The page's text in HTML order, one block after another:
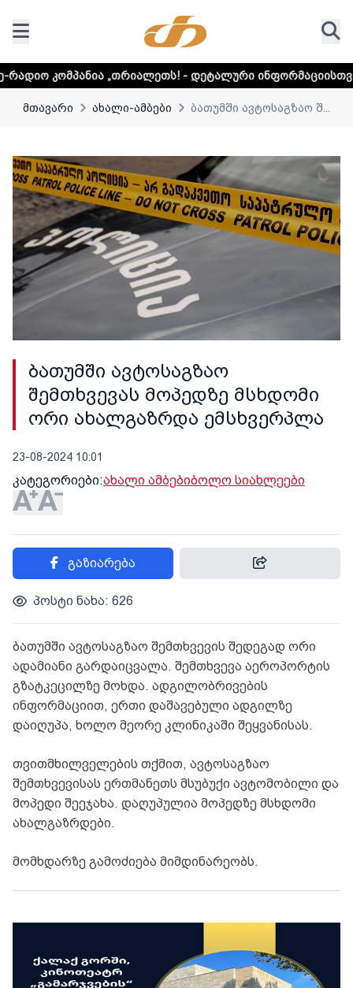
„თრიალეთს! - დეტალური ინფორმაციისთვის დააკლიკეთ
მთავარი ახალი-ამბები ბათუმში ავტოსაგზაო შ...
ბათუმში ავტოსაგზაო
შემთხვევას მოპედზე მსხდომი
ორი ახალგაზრდა ემსხვერპლა
23-08-2024 10:01
კატეგორიები:ახალი ამბებიბოლო სიახლეები
გაზიარება
პოსტი ნახა: 626
ბათუმში ავტოსაგზაო შემთხვევის შედეგად ორი
ადამიანი გარდაიცვალა. შემთხვევა აეროპორტის
გზატკეცილზე მოხდა. ადგილობრივების
ინფორმაციით, ერთი დაშავებული ადგილზე
დაიღუპა, ხოლო მეორე კლინიკაში შეყვანისას.
თვითმხილველების თქმით, ავტოსაგზაო
შემთხვევისას ერთმანეთს მსუბუქი ავტომობილი და
მოპედი შეეჯახა. დაღუპულია მოპედზე მსხდომი
ახალგაზრდები.
მომხდარზე გამოძიება მიმდინარეობს.